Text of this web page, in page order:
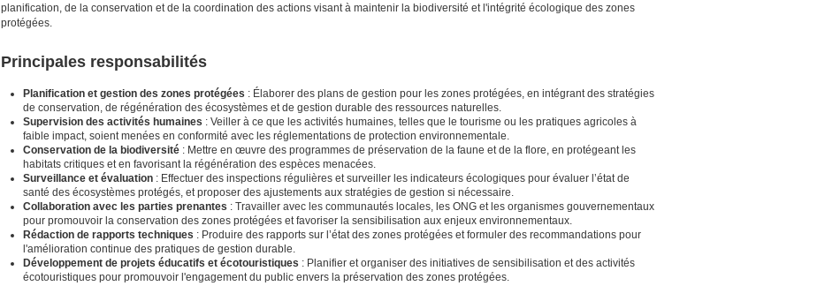
planification, de la conservation et de la coordination des actions visant à maintenir la biodiversité et l'intégrité écologique des zones
protégées.
Principales responsabilités
Planification et gestion des zones protégées : Élaborer des plans de gestion pour les zones protégées, en intégrant des stratégies
de conservation, de régénération des écosystèmes et de gestion durable des ressources naturelles.
Supervision des activités humaines : Veiller à ce que les activités humaines, telles que le tourisme ou les pratiques agricoles à
faible impact, soient menées en conformité avec les réglementations de protection environnementale.
Conservation de la biodiversité : Mettre en œuvre des programmes de préservation de la faune et de la flore, en protégeant les
habitats critiques et en favorisant la régénération des espèces menacées.
Surveillance et évaluation : Effectuer des inspections régulières et surveiller les indicateurs écologiques pour évaluer l’état de
santé des écosystèmes protégés, et proposer des ajustements aux stratégies de gestion si nécessaire.
Collaboration avec les parties prenantes : Travailler avec les communautés locales, les ONG et les organismes gouvernementaux
pour promouvoir la conservation des zones protégées et favoriser la sensibilisation aux enjeux environnementaux.
Rédaction de rapports techniques : Produire des rapports sur l’état des zones protégées et formuler des recommandations pour
l'amélioration continue des pratiques de gestion durable.
Développement de projets éducatifs et écotouristiques : Planifier et organiser des initiatives de sensibilisation et des activités
écotouristiques pour promouvoir l'engagement du public envers la préservation des zones protégées.